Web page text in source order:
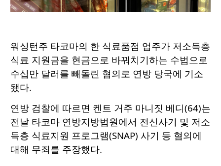
워싱턴주 타코마의 한 식료품점 업주가 저소득층
식료 지원금을 현금으로 바꿔치기하는 수법으로
수십만 달러를 빼돌린 혐의로 연방 당국에 기소
됐다.
연방 검찰에 따르면 켄트 거주 마니짓 베디(64)는
전날 타코마 연방지방법원에서 전신사기 및 저소
득층 식료지원 프로그램(SNAP) 사기 등 혐의에
대해 무죄를 주장했다.